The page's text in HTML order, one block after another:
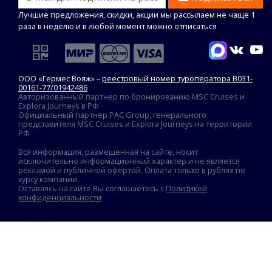
Лучшие предложения, скидки, акции мы рассылаем не чаще 1
раза в неделю и в любой момент можно отписаться
ООО «Гермес Вояж» –реестровый номер туроператора В031-
00161-77/01942486
Авторизованный партнер по бронированию MSC Cruises и
Explora Journeys в РФ
Официальный партнер PAC Group, генерального
представителя MSC Cruises и Explora Journeys на территории
РФ
Вся информация, размещённая на сайте, носит
исключительно информационный характер и не является
рекламой и публичной офертой. Оплата только в рублях по
курсу компании.
Оставаясь на сайте Вы соглашаетесь с Политикой
конфиденциальности